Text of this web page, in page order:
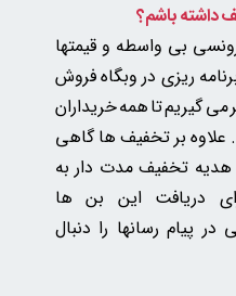
بی واسطه و قیمتها
ریزی در وبگاه فروش
را در نظر می گیریم تا همه خریداران
بر تخفیف ها گاهی
تخفیف مدت دار به
دریافت این بن ها
پیام رسانها را دنبال